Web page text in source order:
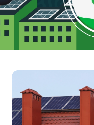
Explore nossas
sobre energia solar!
Produtos
energia solar.